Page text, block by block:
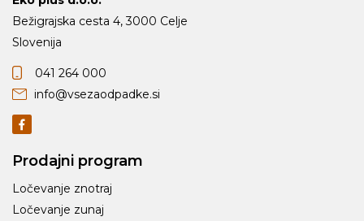
Bežigrajska cesta 4, 3000 Celje
Slovenija
041 264 000
info@vsezaodpadke.si
Prodajni program
Ločevanje znotraj
Ločevanje zunaj